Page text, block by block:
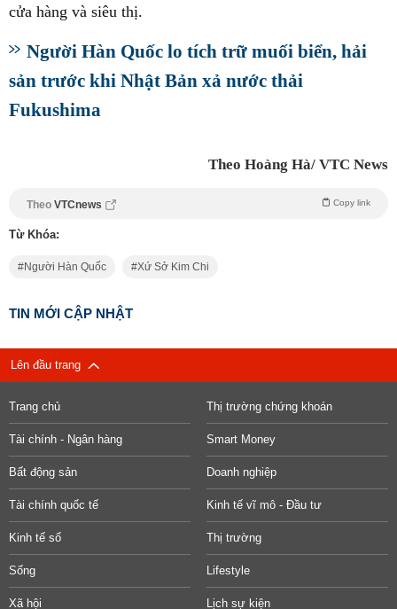
cửa hàng và siêu thị.
Người Hàn Quốc lo tích trữ muối biển, hải
sản trước khi Nhật Bản xả nước thải
Fukushima
Theo Hoàng Hà/ VTC News
Theo VTCnews Copy link
Từ Khóa:
Người Hàn Quốc Xứ Sở Kim Chi
TIN MỚI CẬP NHẬT
Lên đầu trang
Trang chủ Thị trường chứng khoán
Tài chính - Ngân hàng Smart Money
Bất động sản Doanh nghiệp
Tài chính quốc tế Kinh tế vĩ mô - Đầu tư
Kinh tế số Thị trường
Sống Lifestyle
Xã hội Lịch sự kiện